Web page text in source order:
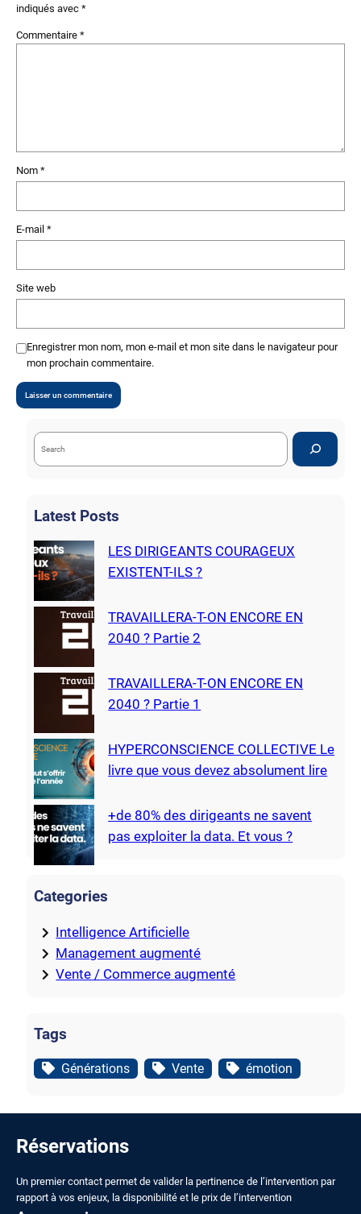
indiqués avec *
Commentaire *
Nom *
E-mail *
Site web
Enregistrer mon nom, mon e-mail et mon site dans le navigateur pour
mon prochain commentaire.
S
a
Latest Posts
LES DIRIGEANTS COURAGEUX
EXISTENT-ILS ?
TRAVAILLERA-T-ON ENCORE EN
2040 ? Partie 2
TRAVAILLERA-T-ON ENCORE EN
2040 ? Partie 1
HYPERCONSCIENCE COLLECTIVE Le
livre que vous devez absolument lire
+de 80% des dirigeants ne savent
pas exploiter la data. Et vous ?
Categories
Intelligence Artificielle
Management augmenté
Vente / Commerce augmenté
Tags
Générations Vente émotion
Réservations
Un premier contact permet de valider la pertinence de l’intervention par
rapport à vos enjeux, la disponibilité et le prix de l’intervention